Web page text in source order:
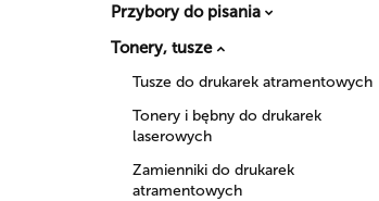
Przybory do pisania
Tonery, tusze
Tusze do drukarek atramentowych
Tonery i bębny do drukarek
laserowych
Zamienniki do drukarek
atramentowych